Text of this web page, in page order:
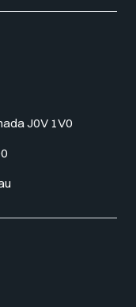
J0V 1V0